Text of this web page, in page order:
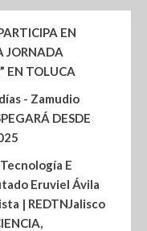
EN
JORNADA
EN TOLUCA
- Zamudio
DESDE
E
Eruviel Ávila
| REDTNJalisco